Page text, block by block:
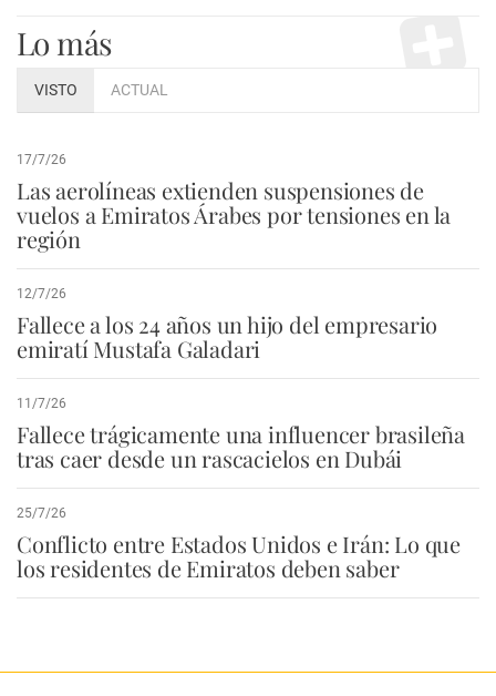
Lo más
VISTO ACTUAL
17/7/26
Las aerolíneas extienden suspensiones de
vuelos a Emiratos Árabes por tensiones en la
región
12/7/26
Fallece a los 24 años un hijo del empresario
emiratí Mustafa Galadari
11/7/26
Fallece trágicamente una influencer brasileña
tras caer desde un rascacielos en Dubái
25/7/26
Conflicto entre Estados Unidos e Irán: Lo que
los residentes de Emiratos deben saber